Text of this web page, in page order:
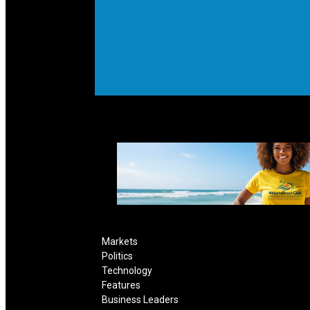
Markets
Politics
Technology
Features
Business Leaders